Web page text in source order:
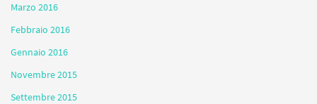
Marzo 2016
Febbraio 2016
Gennaio 2016
Novembre 2015
Settembre 2015